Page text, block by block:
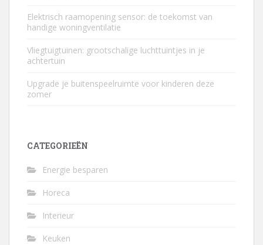
Elektrisch raamopening sensor: de toekomst van
handige woningventilatie
Vliegtuigtuinen: grootschalige luchttuintjes in je
achtertuin
Upgrade je buitenspeelruimte voor kinderen deze
zomer
CATEGORIEËN
Energie besparen
Horeca
Interieur
Keuken